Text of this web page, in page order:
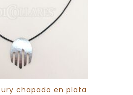
chapado en plata